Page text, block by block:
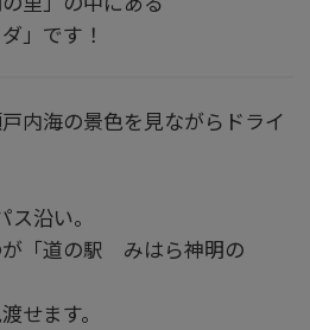
」です！
内海の景色を見ながらドライ
沿い。
「道の駅 みはら神明の
せます。